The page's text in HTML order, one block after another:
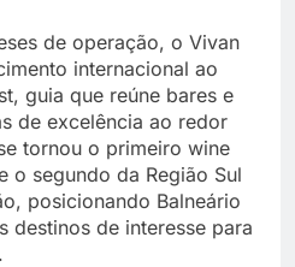
de operação, o Vivan
internacional ao
guia que reúne bares e
de excelência ao redor
tornou o primeiro wine
o segundo da Região Sul
posicionando Balneário
destinos de interesse para